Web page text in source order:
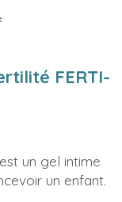
FERTI-
un gel intime
un enfant.